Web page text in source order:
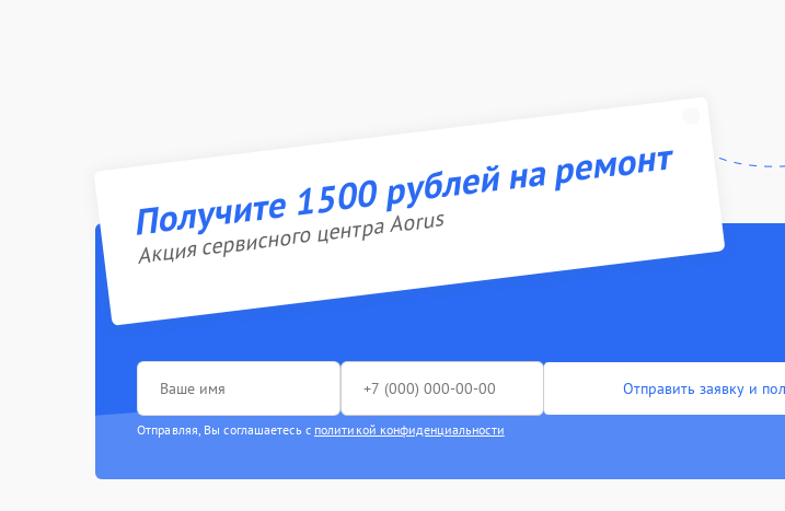
Получите 1500 рублей на ремонт
Акция сервисного центра Aorus
Отправить заявку и
Отправляя, Вы соглашаетесь с политикой конфиденциальности